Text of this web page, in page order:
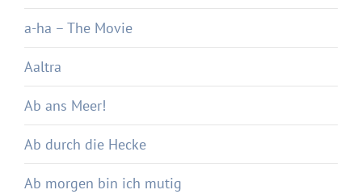
a-ha – The Movie
Aaltra
Ab ans Meer!
Ab durch die Hecke
Ab morgen bin ich mutig